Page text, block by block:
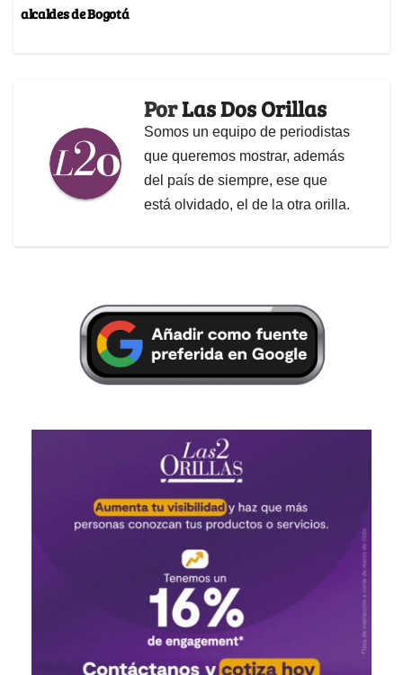
alcaldes de Bogotá
PorLas Dos Orillas
Somos un equipo de periodistas
que queremos mostrar, además
del país de siempre, ese que
está olvidado, el de la otra orilla.